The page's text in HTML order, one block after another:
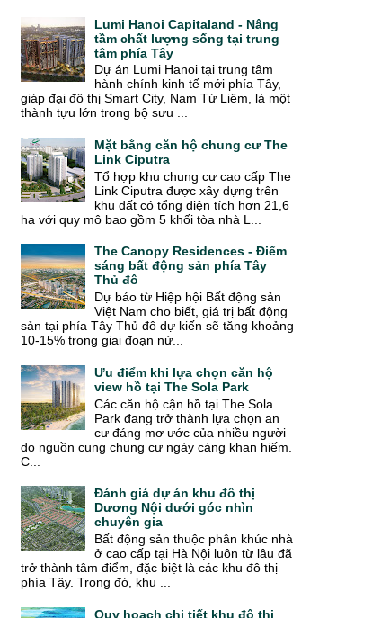
Lumi Hanoi Capitaland - Nâng
tầm chất lượng sống tại trung
tâm phía Tây
Dự án Lumi Hanoi tại trung tâm
hành chính kinh tế mới phía Tây,
giáp đại đô thị Smart City, Nam Từ Liêm, là một
thành tựu lớn trong bộ sưu ...
Mặt bằng căn hộ chung cư The
Link Ciputra
Tổ hợp khu chung cư cao cấp The
Link Ciputra được xây dựng trên
khu đất có tổng diện tích hơn 21,6
ha với quy mô bao gồm 5 khối tòa nhà L...
The Canopy Residences - Điểm
sáng bất động sản phía Tây
Thủ đô
Dự báo từ Hiệp hội Bất động sản
Việt Nam cho biết, giá trị bất động
sản tại phía Tây Thủ đô dự kiến sẽ tăng khoảng
10-15% trong giai đoạn nử...
Ưu điểm khi lựa chọn căn hộ
view hồ tại The Sola Park
Các căn hộ cận hồ tại The Sola
Park đang trở thành lựa chọn an
cư đáng mơ ước của nhiều người
do nguồn cung chung cư ngày càng khan hiếm.
C...
Đánh giá dự án khu đô thị
Dương Nội dưới góc nhìn
chuyên gia
Bất động sản thuộc phân khúc nhà
ở cao cấp tại Hà Nội luôn từ lâu đã
trở thành tâm điểm, đặc biệt là các khu đô thị
phía Tây. Trong đó, khu ...
Quy hoạch chi tiết khu đô thị